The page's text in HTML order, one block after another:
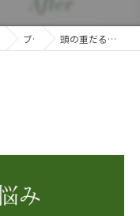
ブログ 頭の重だるさがスッキリ軽く！